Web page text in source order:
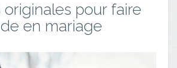
originales pour faire
en mariage